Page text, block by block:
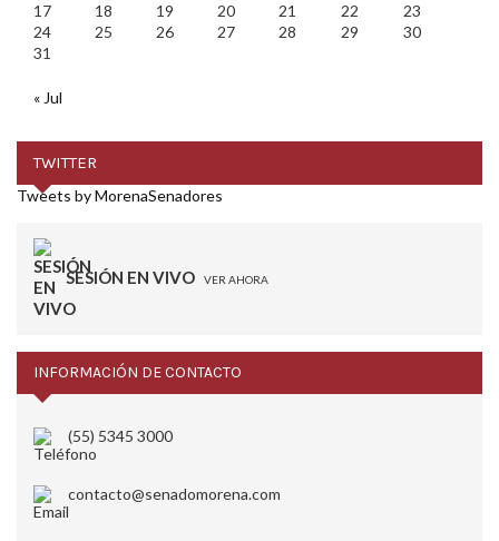
17
18 19 20 21 22
23
24
25 26 27 28 29
30
31
« Jul
TWITTER
Tweets by MorenaSenadores
SESIÓN EN VIVO VER AHORA
INFORMACIÓN DE CONTACTO
(55) 5345 3000
contacto@senadomorena.com